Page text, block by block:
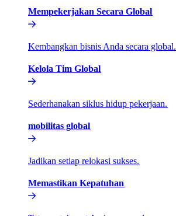
Mempekerjakan Secara Global​​
Kembangkan bisnis Anda secara global.​​
Kelola Tim Global​​
Sederhanakan siklus hidup pekerjaan.​​
mobilitas global​​
Jadikan setiap relokasi sukses.​​
Memastikan Kepatuhan​​